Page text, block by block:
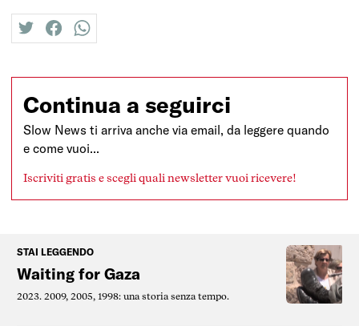
twitterfacebookwhatsapp
Continua a seguirci
Slow News ti arriva anche via email, da leggere quando
e come vuoi...
Iscriviti gratis e scegli quali newsletter vuoi ricevere!
STAI LEGGENDO
Waiting for Gaza
2023. 2009, 2005, 1998: una storia senza tempo.